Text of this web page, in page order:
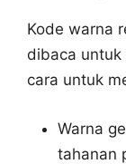
Kode warna
dibaca untuk
cara untuk
Warna
tahanan